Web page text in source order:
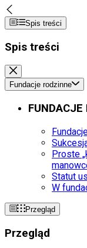
Spis treści
Spis treści
Fundacje rodzinne
FUNDACJE
Proste
Statut
W
Przegląd
Przegląd